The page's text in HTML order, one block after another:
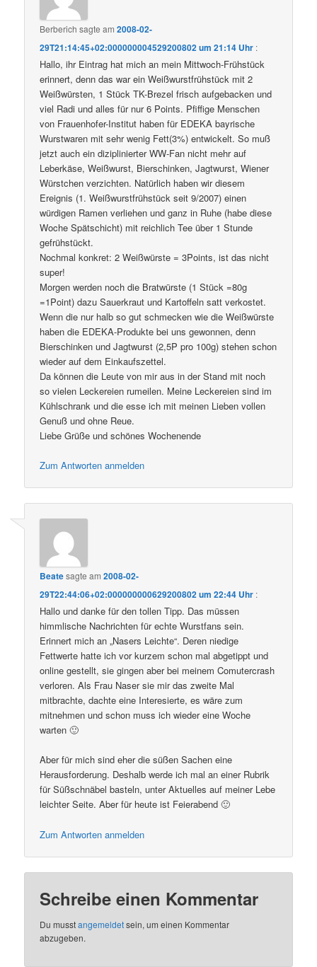
Berberich sagte am2008-02-
29T21:14:45+02:000000004529200802 um 21:14 Uhr :
Hallo, ihr Eintrag hat mich an mein Mittwoch-Frühstück
erinnert, denn das war ein Weißwurstfrühstück mit 2
Weißwürsten, 1 Stück TK-Brezel frisch aufgebacken und
viel Radi und alles für nur 6 Points. Pfiffige Menschen
von Frauenhofer-Institut haben für EDEKA bayrische
Wurstwaren mit sehr wenig Fett(3%) entwickelt. So muß
jetzt auch ein diziplinierter WW-Fan nicht mehr auf
Leberkäse, Weißwurst, Bierschinken, Jagtwurst, Wiener
Würstchen verzichten. Natürlich haben wir diesem
Ereignis (1. Weißwurstfrühstück seit 9/2007) einen
würdigen Ramen verliehen und ganz in Ruhe (habe diese
Woche Spätschicht) mit reichlich Tee über 1 Stunde
gefrühstückt.
Nochmal konkret: 2 Weißwürste = 3Points, ist das nicht
super!
Morgen werden noch die Bratwürste (1 Stück =80g
=1Point) dazu Sauerkraut und Kartoffeln satt verkostet.
Wenn die nur halb so gut schmecken wie die Weißwürste
haben die EDEKA-Produkte bei uns gewonnen, denn
Bierschinken und Jagtwurst (2,5P pro 100g) stehen schon
wieder auf dem Einkaufszettel.
Da können die Leute von mir aus in der Stand mit noch
so vielen Leckereien rumeilen. Meine Leckereien sind im
Kühlschrank und die esse ich mit meinen Lieben vollen
Genuß und ohne Reue.
Liebe Grüße und schönes Wochenende
Zum Antworten anmelden
Beatesagte am2008-02-
29T22:44:06+02:000000000629200802 um 22:44 Uhr :
Hallo und danke für den tollen Tipp. Das müssen
himmlische Nachrichten für echte Wurstfans sein.
Erinnert mich an „Nasers Leichte“. Deren niedige
Fettwerte hatte ich vor kurzem schon mal abgetippt und
online gestellt, sie gingen aber bei meinem Comutercrash
verloren. Als Frau Naser sie mir das zweite Mal
mitbrachte, dachte eine Interesierte, es wäre zum
mitnehmen und schon muss ich wieder eine Woche
warten 🙂
Aber für mich sind eher die süßen Sachen eine
Herausforderung. Deshalb werde ich mal an einer Rubrik
für Süßschnäbel basteln, unter Aktuelles auf meiner Lebe
leichter Seite. Aber für heute ist Feierabend 🙂
Zum Antworten anmelden
Schreibe einen Kommentar
Du musstangemeldetsein, um einen Kommentar
abzugeben.